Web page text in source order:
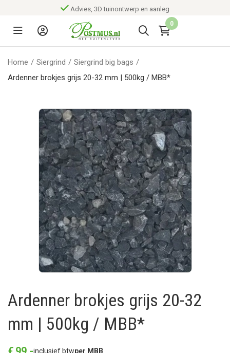
Advies, 3D tuinontwerp en aanleg
0
Home / Siergrind / Siergrind big bags /
Ardenner brokjes grijs 20-32 mm | 500kg / MBB*
Ardenner brokjes grijs 20-32
mm | 500kg / MBB*
inclusief btwper MBB